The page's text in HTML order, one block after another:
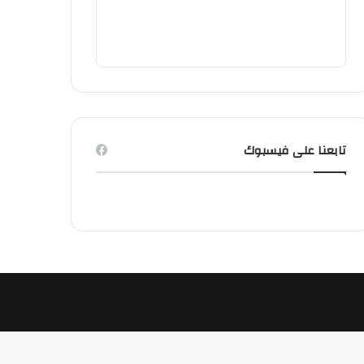
تابعنا على فيسبوك